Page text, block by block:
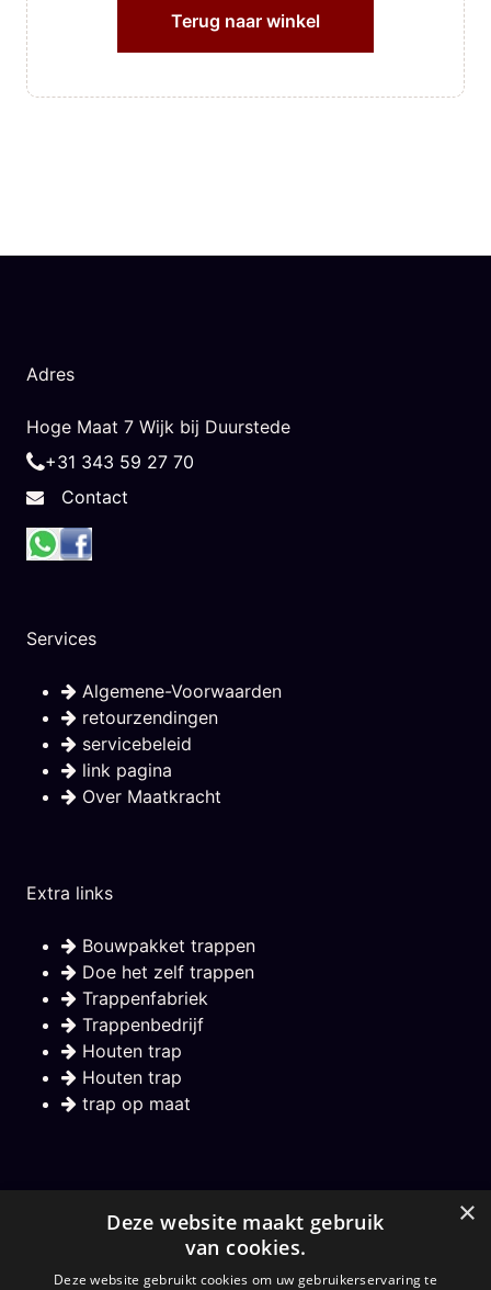
Terug naar winkel
Adres
Hoge Maat 7 Wijk bij Duurstede
+31 343 59 27 70
Contact
Services
Algemene-Voorwaarden
retourzendingen
servicebeleid
link pagina
Over Maatkracht
Extra links
Bouwpakket trappen
Doe het zelf trappen
Trappenfabriek
Trappenbedrijf
Houten trap
Houten trap
trap op maat
Hou mij op de hoogte over nieuwe trappen
×
Deze website maakt gebruik
van cookies.
Deze website gebruikt cookies om uw gebruikerservaring te